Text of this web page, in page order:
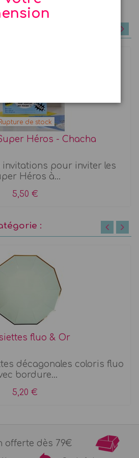
Rupture de stock
Héros - Chacha
invitations pour inviter les
Héros à...
5,50 €
:
fluo & Or
décagonales coloris fluo
bordure...
5,20 €
offerte dès 79€